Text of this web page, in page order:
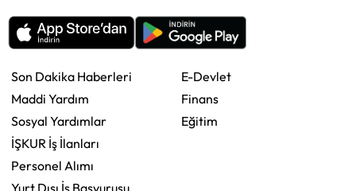
Son Dakika Haberleri
Maddi Yardım
Sosyal Yardımlar
İŞKUR İş İlanları
Personel Alımı
E-Devlet
Finans
Eğitim